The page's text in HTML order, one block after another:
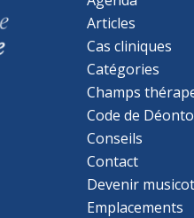
Articles
Cas cliniques
Catégories
Champs
Code de
Conseils
Contact
Devenir
Emplacements